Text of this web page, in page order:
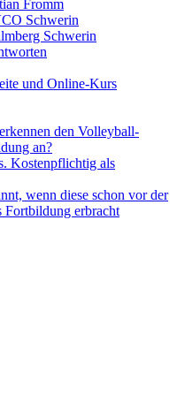
Fromm
Schwerin
Schwerin
und Online-Kurs
den Volleyball-
an?
Kostenpflichtig als
wenn diese schon vor der
erbracht